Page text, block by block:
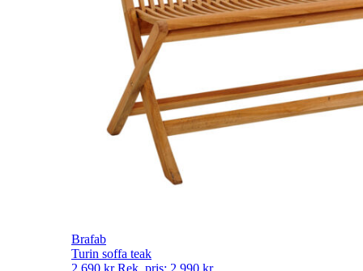
Brafab
Turin soffa teak
2 690 kr Rek. pris: 2 990 kr